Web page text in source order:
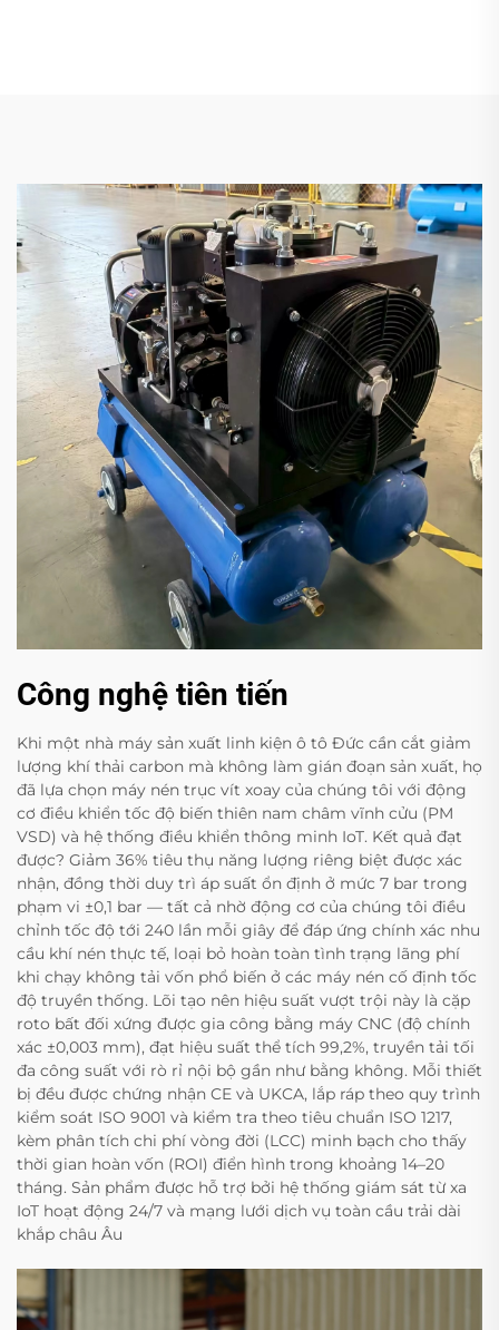
Công nghệ tiên tiến
Khi một nhà máy sản xuất linh kiện ô tô Đức cần cắt giảm
lượng khí thải carbon mà không làm gián đoạn sản xuất, họ
đã lựa chọn máy nén trục vít xoay của chúng tôi với động
cơ điều khiển tốc độ biến thiên nam châm vĩnh cửu (PM
VSD) và hệ thống điều khiển thông minh IoT. Kết quả đạt
được? Giảm 36% tiêu thụ năng lượng riêng biệt được xác
nhận, đồng thời duy trì áp suất ổn định ở mức 7 bar trong
phạm vi ±0,1 bar — tất cả nhờ động cơ của chúng tôi điều
chỉnh tốc độ tới 240 lần mỗi giây để đáp ứng chính xác nhu
cầu khí nén thực tế, loại bỏ hoàn toàn tình trạng lãng phí
khi chạy không tải vốn phổ biến ở các máy nén cố định tốc
độ truyền thống. Lõi tạo nên hiệu suất vượt trội này là cặp
roto bất đối xứng được gia công bằng máy CNC (độ chính
xác ±0,003 mm), đạt hiệu suất thể tích 99,2%, truyền tải tối
đa công suất với rò rỉ nội bộ gần như bằng không. Mỗi thiết
bị đều được chứng nhận CE và UKCA, lắp ráp theo quy trình
kiểm soát ISO 9001 và kiểm tra theo tiêu chuẩn ISO 1217,
kèm phân tích chi phí vòng đời (LCC) minh bạch cho thấy
thời gian hoàn vốn (ROI) điển hình trong khoảng 14–20
tháng. Sản phẩm được hỗ trợ bởi hệ thống giám sát từ xa
IoT hoạt động 24/7 và mạng lưới dịch vụ toàn cầu trải dài
khắp châu Âu